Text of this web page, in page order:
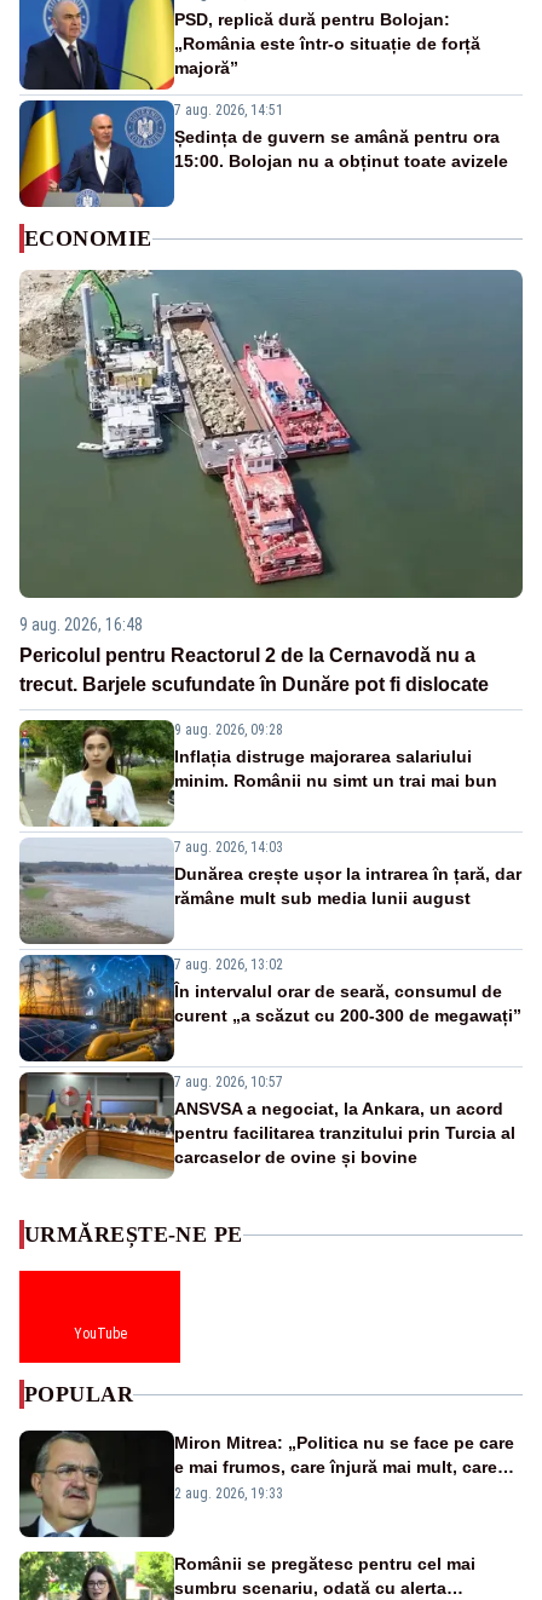
PSD, replică dură pentru Bolojan:
„România este într-o situație de forță
majoră”
7 aug. 2026, 14:51
Ședința de guvern se amână pentru ora
15:00. Bolojan nu a obținut toate avizele
ECONOMIE
9 aug. 2026, 16:48
Pericolul pentru Reactorul 2 de la Cernavodă nu a
trecut. Barjele scufundate în Dunăre pot fi dislocate
9 aug. 2026, 09:28
Inflația distruge majorarea salariului
minim. Românii nu simt un trai mai bun
7 aug. 2026, 14:03
Dunărea crește ușor la intrarea în țară, dar
rămâne mult sub media lunii august
7 aug. 2026, 13:02
În intervalul orar de seară, consumul de
curent „a scăzut cu 200-300 de megawați”
7 aug. 2026, 10:57
ANSVSA a negociat, la Ankara, un acord
pentru facilitarea tranzitului prin Turcia al
carcaselor de ovine și bovine
URMĂREȘTE-NE PE
YouTube
POPULAR
Miron Mitrea: „Politica nu se face pe care
e mai frumos, care înjură mai mult, care
țipă mai tare, ci pe proiecte”
2 aug. 2026, 19:33
Românii se pregătesc pentru cel mai
sumbru scenariu, odată cu alerta